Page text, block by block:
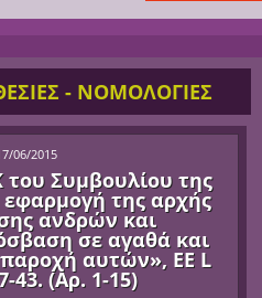
- ΝΟΜΟΛΟΓΙΕΣ
06/2015
του Συμβουλίου της
εφαρμογή της αρχής
ανδρών και
σε αγαθά και
αυτών», ΕΕ L
43. (Αρ. 1-15)